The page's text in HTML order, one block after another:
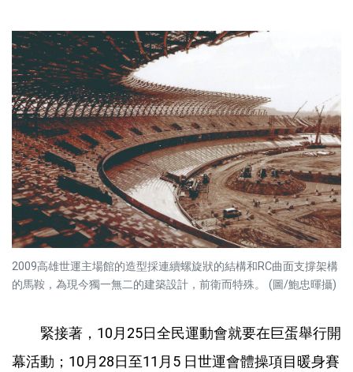
2009高雄世運主場館的造型採連續螺旋狀的結構和RC曲面支撐架構
的馬鞍，為現今獨一無二的建築設計，前衛而特殊。 (圖/鮑忠暉攝)
緊接著，10月25日全民運動會就要在巨蛋舉行開
幕活動；10月28日至11月5 日世運會體操項目暖身賽